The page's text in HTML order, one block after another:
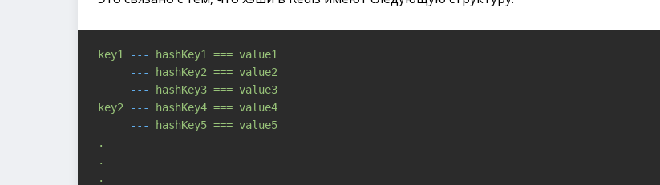
key1 --- hashKey1 === value1
     -
-- hashKey2 === value2
     -
-- hashKey3 === value3
key2
--- hashKey4 === value4
     -
-- hashKey5 === value5
.
.
.